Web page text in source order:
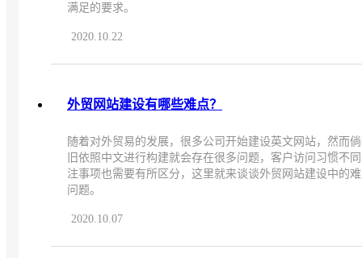
满足的要求。
2020.10.22
外贸网站建设有哪些难点？
随着对外贸易的发展，很多公司开始建设英文网站，然而
旧依照中文进行构建就会存在很多问题，客户访问习惯不
注事项也需要有所区分，这里就来谈谈外贸网站建设中的
问题。
2020.10.07